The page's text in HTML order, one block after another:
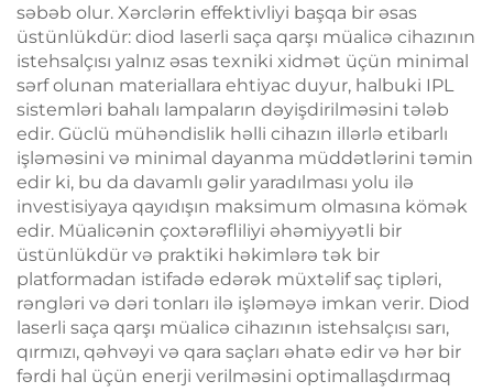
səbəb olur. Xərclərin effektivliyi başqa bir əsas
üstünlükdür: diod laserli saça qarşı müalicə cihazının
istehsalçısı yalnız əsas texniki xidmət üçün minimal
sərf olunan materiallara ehtiyac duyur, halbuki IPL
sistemləri bahalı lampaların dəyişdirilməsini tələb
edir. Güclü mühəndislik həlli cihazın illərlə etibarlı
işləməsini və minimal dayanma müddətlərini təmin
edir ki, bu da davamlı gəlir yaradılması yolu ilə
investisiyaya qayıdışın maksimum olmasına kömək
edir. Müalicənin çoxtərəfliliyi əhəmiyyətli bir
üstünlükdür və praktiki həkimlərə tək bir
platformadan istifadə edərək müxtəlif saç tipləri,
rəngləri və dəri tonları ilə işləməyə imkan verir. Diod
laserli saça qarşı müalicə cihazının istehsalçısı sarı,
qırmızı, qəhvəyi və qara saçları əhatə edir və hər bir
fərdi hal üçün enerji verilməsini optimallaşdırmaq